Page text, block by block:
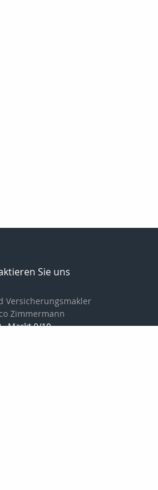
Sie uns
Versicherungsmakler
Zimmermann
Markt 9/10